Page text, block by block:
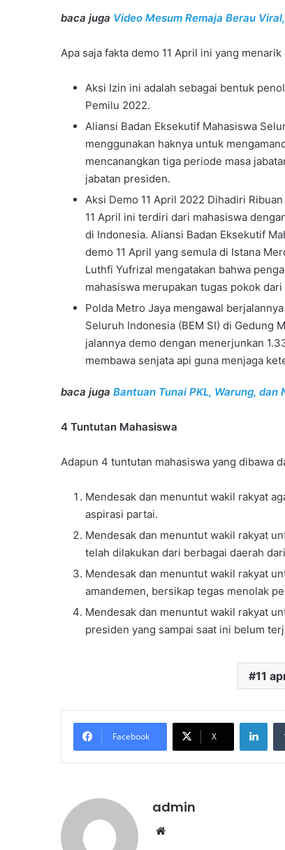
baca juga Video Mesum Remaja Berau
Apa saja fakta demo 11 April ini yang
Aksi Izin ini adalah sebagai bentuk
Pemilu 2022.
Aliansi Badan Eksekutif Mahasiswa
menggunakan haknya untuk
mencanangkan tiga periode masa
jabatan presiden.
Aksi Demo 11 April 2022 Dihadiri
11 April ini terdiri dari mahasiswa
di Indonesia. Aliansi Badan Eksekutif
demo 11 April yang semula di Istana
Luthfi Yufrizal mengatakan bahwa
mahasiswa merupakan tugas pokok
Polda Metro Jaya mengawal
Seluruh Indonesia (BEM SI) di Gedung
jalannya demo dengan menerjunkan
membawa senjata api guna menjaga
baca juga Bantuan Tunai PKL, Warung,
4 Tuntutan Mahasiswa
Adapun 4 tuntutan mahasiswa yang dibawa
Mendesak dan menuntut wakil rakyat
aspirasi partai.
Mendesak dan menuntut wakil rakyat
telah dilakukan dari berbagai daerah
Mendesak dan menuntut wakil rakyat
amandemen, bersikap tegas menolak
Mendesak dan menuntut wakil rakyat
presiden yang sampai saat ini belum
11
Facebook X
admin